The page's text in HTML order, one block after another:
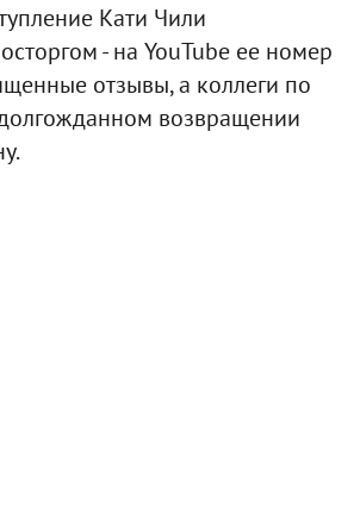
Кати Чили
- на YouTube ее номер
отзывы, а коллеги по
возвращении